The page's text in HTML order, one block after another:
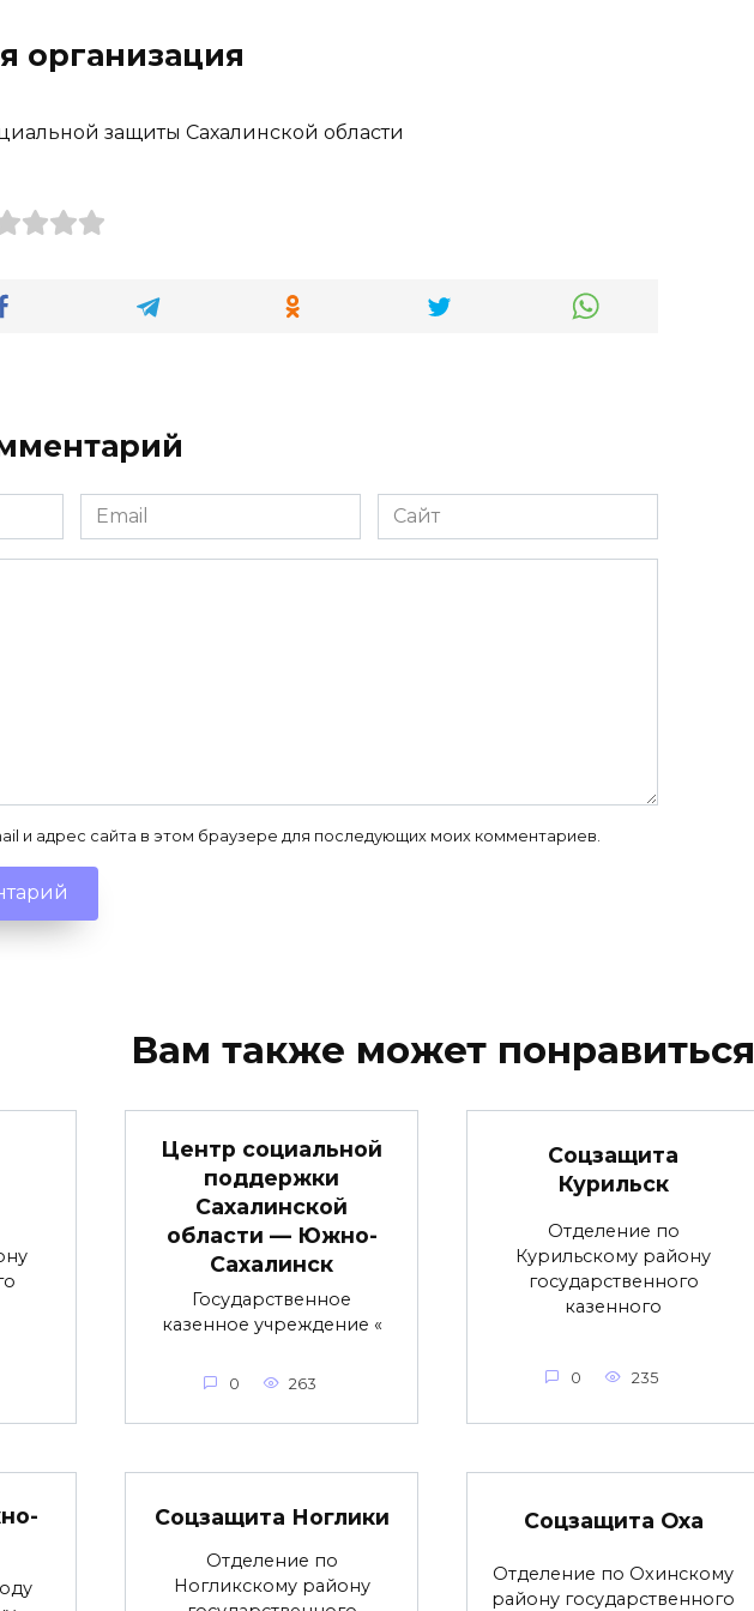
организация
защиты Сахалинской области
Email
*
Сайт
и адрес сайта в этом браузере для последующих моих комментариев.
Вам также может понравиться
Центр социальной
поддержки
Сахалинской
области — Южно-
Сахалинск
Государственное
казенное учреждение «
0 263
Соцзащита
Курильск
Отделение по
Курильскому району
государственного
казенного
0 235
Соцзащита Ноглики
Отделение по
Ногликскому району
Соцзащита Оха
Отделение по Охинскому
району государственного